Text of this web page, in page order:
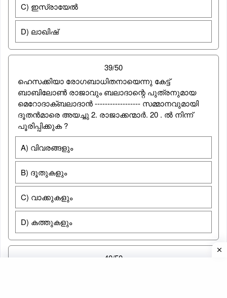
C) ഇസ്രായേൽ
D) ലാഖിഷ്
39/50
ഹെസക്കിയാ രോഗബാധിതനായെന്നു കേട്ട്
ബാബിലോണ്‍ രാജാവും ബലാദാന്റെ പുത്രനുമായ
മെറോദാക്ബലാദാന്‍ ------------------ സമ്മാനവുമായി
ദൂതന്‍മാരെ അയച്ചു 2. രാജാക്കന്മാര്‍. 20 . ല്‍ നിന്ന്
പൂരിപ്പിക്കുക ?
A) വിവരങ്ങളും
B) ദൂതുകളും
C) വാക്കുകളും
D) കത്തുകളും
40/50